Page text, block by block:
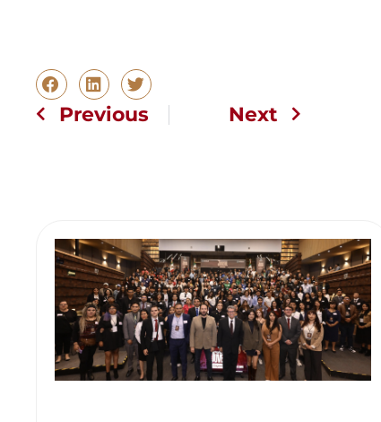
Previous Next